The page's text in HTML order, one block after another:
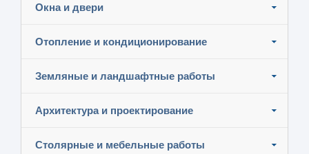
Окна и двери
Отопление и кондиционирование
Земляные и ландшафтные работы
Архитектура и проектирование
Столярные и мебельные работы